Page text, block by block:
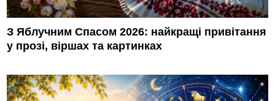
З Яблучним Спасом 2026: найкращі привітання
у прозі, віршах та картинках